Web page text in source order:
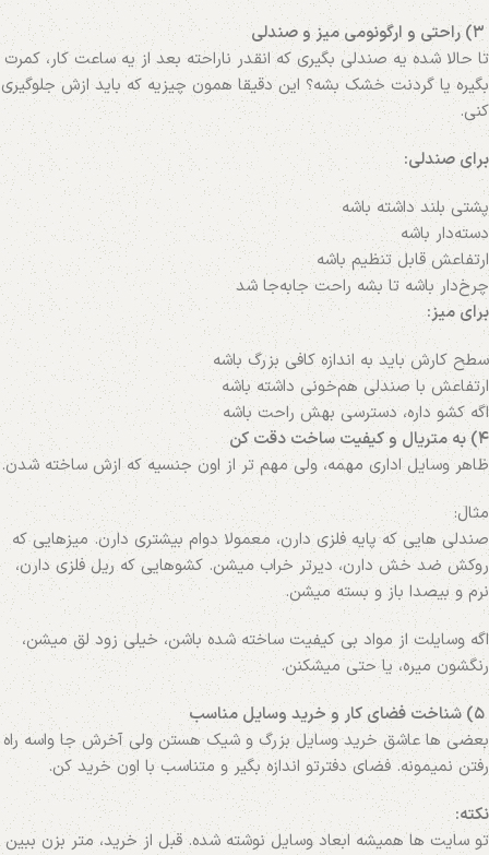
۳) راحتی و ارگونومی میز و صندلی
تا حالا شده یه صندلی بگیری که انقدر ناراحته بعد از یه ساعت کار، کمرت
بگیره یا گردنت خشک بشه؟ این دقیقا همون چیزیه که باید ازش جلوگیری
کنی.
برای صندلی:
پشتی بلند داشته باشه
دسته‌دار باشه
ارتفاعش قابل تنظیم باشه
چرخ‌دار باشه تا بشه راحت جابه‌جا شد
برای میز:
سطح کارش باید به اندازه کافی بزرگ باشه
ارتفاعش با صندلی هم‌خونی داشته باشه
اگه کشو داره، دسترسی بهش راحت باشه
۴) به متریال و کیفیت ساخت دقت کن
ظاهر وسایل اداری مهمه، ولی مهم‌ تر از اون جنسیه که ازش ساخته شدن.
مثال:
صندلی‌ هایی که پایه فلزی دارن، معمولا دوام بیشتری دارن. میزهایی که
روکش ضد خش دارن، دیرتر خراب میشن. کشوهایی که ریل فلزی دارن،
نرم و بیصدا باز و بسته میشن.
اگه وسایلت از مواد بی کیفیت ساخته شده باشن، خیلی زود لق میشن،
رنگشون میره، یا حتی میشکنن.
۵) شناخت فضای کار و خرید وسایل مناسب
بعضی‌ ها عاشق خرید وسایل بزرگ و شیک هستن ولی آخرش جا واسه راه
رفتن نمیمونه. فضای دفترتو اندازه بگیر و متناسب با اون خرید کن.
نکته:
تو سایت‌ ها همیشه ابعاد وسایل نوشته شده. قبل از خرید، متر بزن ببین